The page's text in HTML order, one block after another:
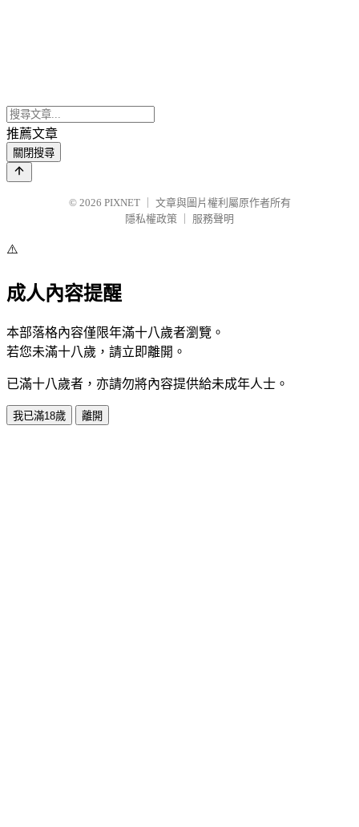
推薦文章
關閉搜尋
© 2026 PIXNET
文章與圖片權利屬原作者所有
隱私權政策
服務聲明
⚠️
成人內容提醒
本部落格內容僅限年滿十八歲者瀏覽。
若您未滿十八歲，請立即離開。
已滿十八歲者，亦請勿將內容提供給未成年人士。
我已滿18歲 離開